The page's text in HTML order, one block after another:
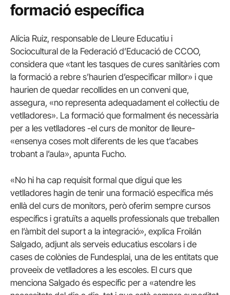
formació específica
Alícia Ruiz, responsable de Lleure Educatiu i
Sociocultural de la Federació d’Educació de CCOO,
considera que «tant les tasques de cures sanitàries com
la formació a rebre s’haurien d’especificar millor» i que
haurien de quedar recollides en un conveni que,
assegura, «no representa adequadament el col·lectiu de
vetlladores». La formació que formalment és necessària
per a les vetlladores -el curs de monitor de lleure-
«ensenya coses molt diferents de les que t’acabes
trobant a l’aula», apunta Fucho.
«No hi ha cap requisit formal que digui que les
vetlladores hagin de tenir una formació específica més
enllà del curs de monitors, però oferim sempre cursos
específics i gratuïts a aquells professionals que treballen
en l’àmbit del suport a la integració», explica Froilán
Salgado, adjunt als serveis educatius escolars i de
cases de colònies de Fundesplai, una de les entitats que
proveeix de vetlladores a les escoles. El curs que
menciona Salgado és específic per a «atendre les